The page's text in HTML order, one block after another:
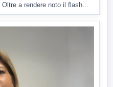
a rendere noto il flash...